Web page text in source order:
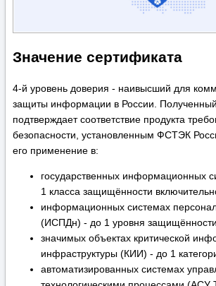
Значение сертификата
4-й уровень доверия - наивысший для
защиты информации в России.
подтверждает соответствие продукта
безопасности, установленным ФСТЭК
его применение в:
государственных информационных
1 класса защищённости
информационных системах
(ИСПДн) - до 1 уровня
значимых объектах критической
инфраструктуры (КИИ) - до 1
автоматизированных системах